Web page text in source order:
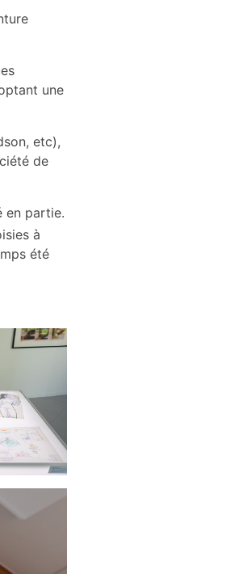
une
etc),
de
en partie.
à
été